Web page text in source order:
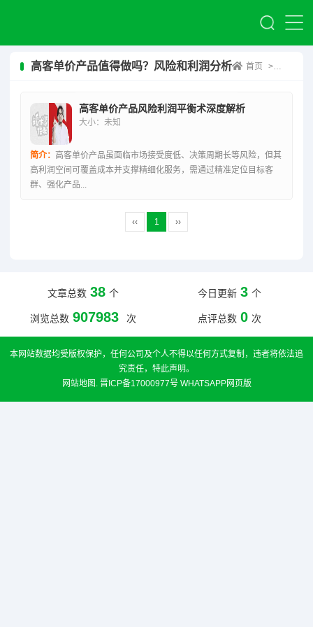
高客单价产品值得做吗？风险和利润分析 首页 > 高客单价
高客单价产品风险利润平衡术深度解析
大小：未知
简介： 高客单价产品虽面临市场接受度低、决策周期长等风险，但其
高利润空间可覆盖成本并支撑精细化服务，需通过精准定位目标客
群、强化产品...
‹‹ 1 ››
文章总数 38 个 今日更新 3 个
浏览总数 907983 次 点评总数 0 次
本网站数据均受版权保护，任何公司及个人不得以任何方式复制，违者将依法追
究责任，特此声明。
网站地图 晋ICP备17000977号 WHATSAPP网页版